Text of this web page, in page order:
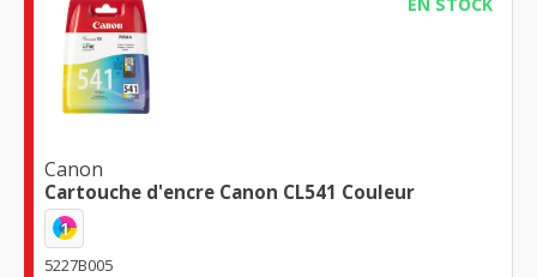
Canon
Cartouche d'encre Canon CL541 Couleur
1
5227B005